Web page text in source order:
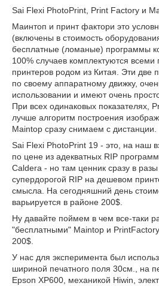
Sai Flexi PhotoPrint, Print Factory и
Маинтоп и принт фактори это
(включены в стоимость
бесплатные (ломаные) программы
100% случаев комплектуются всеми
принтеров родом из Китая. Эти две
по своему аппаратному движку,
использовании и имеют очень
При всех одинаковых показателях,
лучше алгоритм построения
Maintop сразу снимаем с дистанции.
Sai Flexi PhotoPrint 19 - это, на наш
по цене из адекватных RIP
Caldera - но там ценник сразу в
супердорогой RIP на дешевом
смысла. На сегодняшний день
варьируется в районе 200$.
Ну давайте поймем в чем все-таки
"бесплатными" Maintop и
200$.
У нас для эксперимента был
шириной печатного поля 30см., на
Epson XP600, механикой Hiwin,